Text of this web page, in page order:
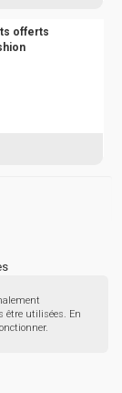
offerts
être utilisées. En